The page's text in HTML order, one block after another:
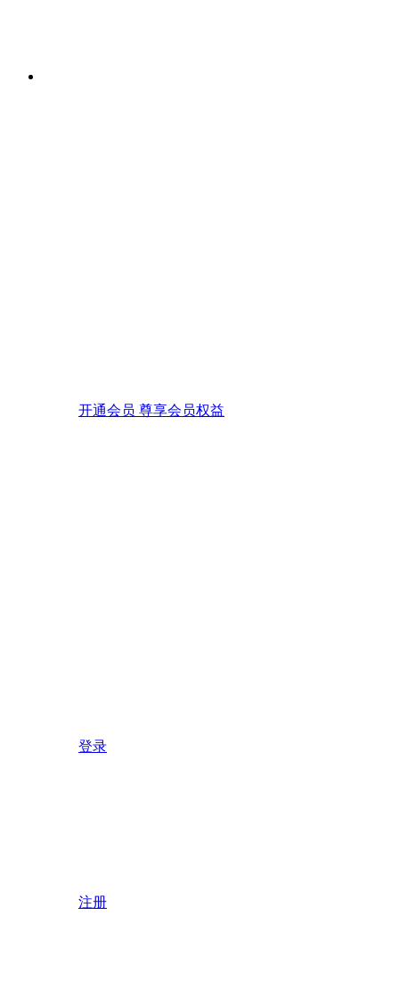
开通会员 尊享会员权益
登录
注册